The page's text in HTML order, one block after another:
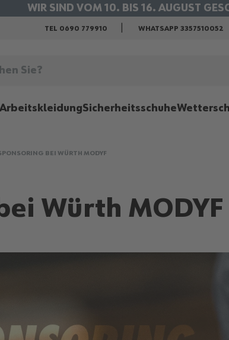
KOSTENLOSER VERSAND IM
WIR SIND VOM 10. BIS 16. AUGUST
TEL 0690 779910 WHATSAPP 3357510052
ArbeitskleidungSicherheitsschuhe
BEI WÜRTH MODYF
Würth MODYF